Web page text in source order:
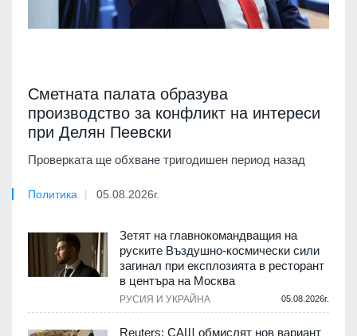
Сметната палата образува
производство за конфликт на интереси
при Делян Пеевски
Проверката ще обхване тригодишен период назад
Политика 05.08.2026г.
Зетят на главнокомандващия на
руските Въздушно-космически сили
загинал при експлозията в ресторант
в центъра на Москва
РУСИЯ И УКРАЙНА 05.08.2026г.
Reuters: САЩ обмислят нов вариант